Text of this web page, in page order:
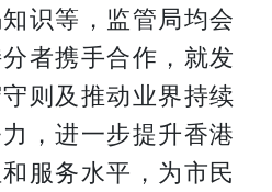
识等，监管局均会
者携手合作，就发
则及推动业界持续
，进一步提升香港
服务水平，为市民